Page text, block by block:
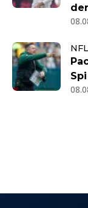
NFL